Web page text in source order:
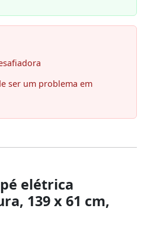
ser um problema em
elétrica
139 x 61 cm,